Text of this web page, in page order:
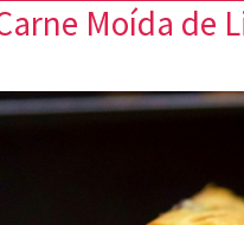
Moída de